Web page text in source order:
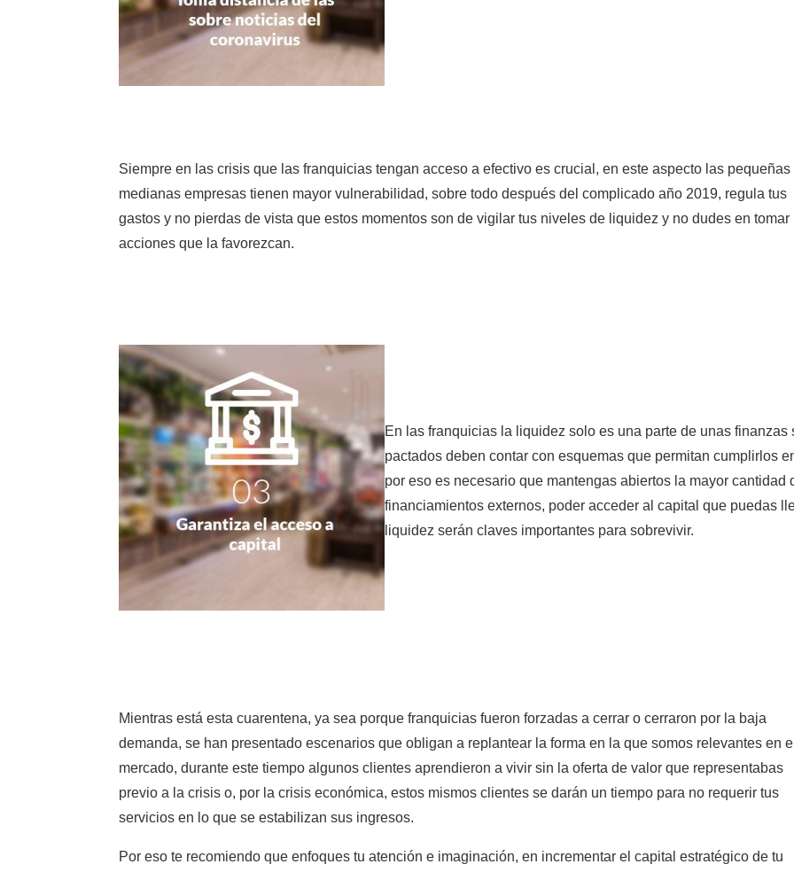
Siempre en las crisis que las franquicias tengan acceso a efectivo es crucial, en este aspecto las pequeñas
medianas empresas tienen mayor vulnerabilidad, sobre todo después del complicado año 2019, regula tus
gastos y no pierdas de vista que estos momentos son de vigilar tus niveles de liquidez y no dudes en tomar
acciones que la favorezcan.
En las franquicias la liquidez solo es una parte de unas
pactados deben contar con esquemas que permitan cumplirlos
por eso es necesario que mantengas abiertos la mayor cantidad
financiamientos externos, poder acceder al capital que puedas
liquidez serán claves importantes para sobrevivir.
Mientras está esta cuarentena, ya sea porque franquicias fueron forzadas a cerrar o cerraron por la baja
demanda, se han presentado escenarios que obligan a replantear la forma en la que somos relevantes en
mercado, durante este tiempo algunos clientes aprendieron a vivir sin la oferta de valor que representabas
previo a la crisis o, por la crisis económica, estos mismos clientes se darán un tiempo para no requerir tus
servicios en lo que se estabilizan sus ingresos.
Por eso te recomiendo que enfoques tu atención e imaginación, en incrementar el capital estratégico de tu